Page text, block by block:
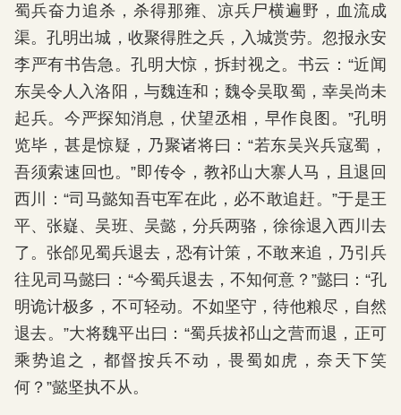
蜀兵奋力追杀，杀得那雍、凉兵尸横遍野，血流成
渠。孔明出城，收聚得胜之兵，入城赏劳。忽报永安
李严有书告急。孔明大惊，拆封视之。书云：“近闻
东吴令人入洛阳，与魏连和；魏令吴取蜀，幸吴尚未
起兵。今严探知消息，伏望丞相，早作良图。”孔明
览毕，甚是惊疑，乃聚诸将曰：“若东吴兴兵寇蜀，
吾须索速回也。”即传令，教祁山大寨人马，且退回
西川：“司马懿知吾屯军在此，必不敢追赶。”于是王
平、张嶷、吴班、吴懿，分兵两骆，徐徐退入西川去
了。张郃见蜀兵退去，恐有计策，不敢来追，乃引兵
往见司马懿曰：“今蜀兵退去，不知何意？”懿曰：“孔
明诡计极多，不可轻动。不如坚守，待他粮尽，自然
退去。”大将魏平出曰：“蜀兵拔祁山之营而退，正可
乘势追之，都督按兵不动，畏蜀如虎，奈天下笑
何？”懿坚执不从。